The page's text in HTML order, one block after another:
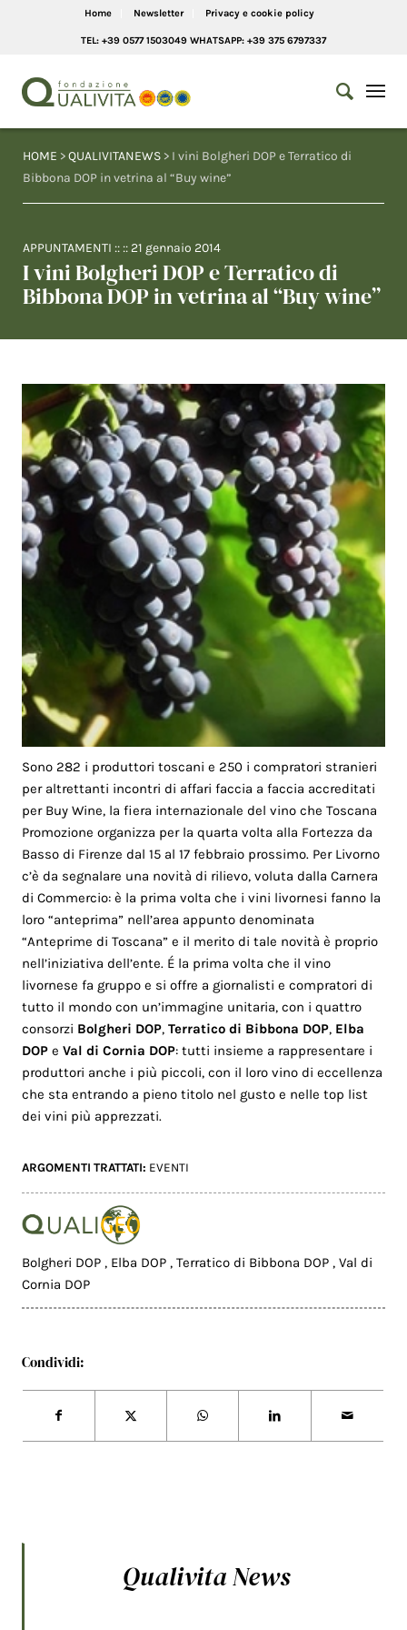
Home Newsletter Privacy e cookie policy
TEL: +39 0577 1503049 WHATSAPP: +39 375 6797337
HOME >QUALIVITANEWS > I vini Bolgheri DOP e Terratico di
Bibbona DOP in vetrina al “Buy wine”
APPUNTAMENTI :: :: 21 gennaio 2014
I vini Bolgheri DOP e Terratico di
Bibbona DOP in vetrina al “Buy wine”
Sono 282 i produttori toscani e 250 i compratori stranieri
per altrettanti incontri di affari faccia a faccia accreditati
per Buy Wine, la fiera internazionale del vino che Toscana
Promozione organizza per la quarta volta alla Fortezza da
Basso di Firenze dal 15 al 17 febbraio prossimo. Per Livorno
c’è da segnalare una novità di rilievo, voluta dalla Carnera
di Commercio: è la prima volta che i vini livornesi fanno la
loro “anteprima” nell’area appunto denominata
“Anteprime di Toscana” e il merito di tale novità è proprio
nell’iniziativa dell’ente. É la prima volta che il vino
livornese fa gruppo e si offre a giornalisti e compratori di
tutto il mondo con un’immagine unitaria, con i quattro
consorzi Bolgheri DOP,Terratico di Bibbona DOP, Elba
DOP eVal di Cornia DOP: tutti insieme a rappresentare i
produttori anche i più piccoli, con il loro vino di eccellenza
che sta entrando a pieno titolo nel gusto e nelle top list
dei vini più apprezzati.
ARGOMENTI TRATTATI: EVENTI
Bolgheri DOP, Elba DOP,Terratico di Bibbona DOP,Val di
Cornia DOP
Condividi:
Qualivita News